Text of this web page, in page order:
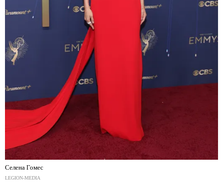
Селена Гомес
LEGION-MEDIA